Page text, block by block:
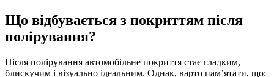
Що відбувається з покриттям після
полірування?
Після полірування автомобільне покриття стає гладким,
блискучим і візуально ідеальним. Однак, варто пам’ятати, що: